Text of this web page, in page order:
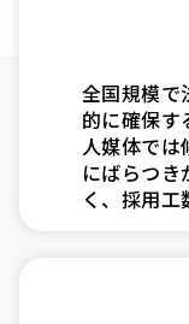
全国規模で
的に確保す
人媒体では
にばらつ
く、採用工